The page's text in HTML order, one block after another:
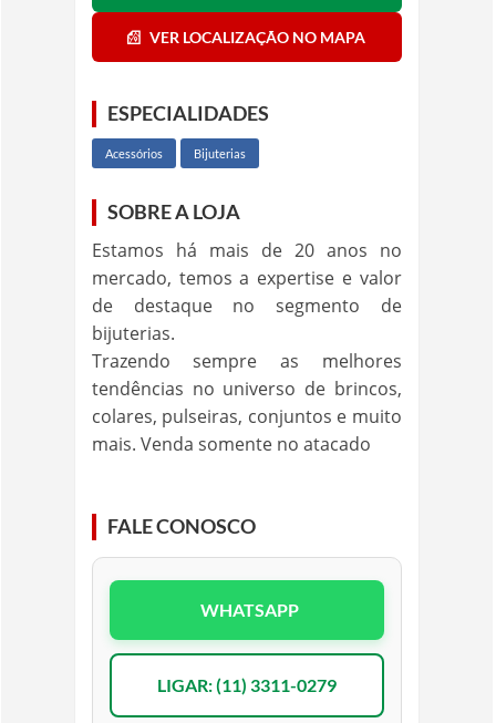
VER LOCALIZAÇÃO NO MAPA
ESPECIALIDADES
Acessórios Bijuterias
SOBRE A LOJA
Estamos há mais de 20 anos no
mercado, temos a expertise e valor
de destaque no segmento de
bijuterias.
Trazendo sempre as melhores
tendências no universo de brincos,
colares, pulseiras, conjuntos e muito
mais. Venda somente no atacado
FALE CONOSCO
WHATSAPP
LIGAR: (11) 3311-0279